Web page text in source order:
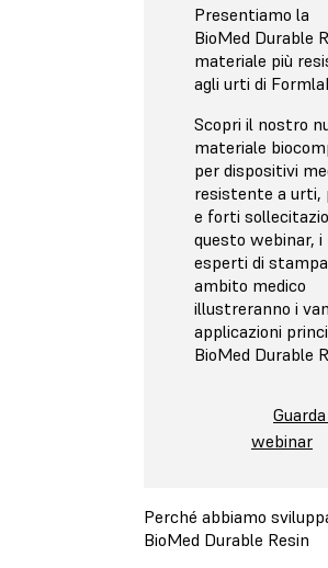
Presentiamo la
BioMed Durable
materiale più
agli urti di
Scopri il nostro
materiale
per dispositivi
resistente a urti,
e forti
questo webinar,
esperti di
ambito medico
illustreranno i
applicazioni
BioMed Durable
webinar
Perché abbiamo
BioMed Durable Resin